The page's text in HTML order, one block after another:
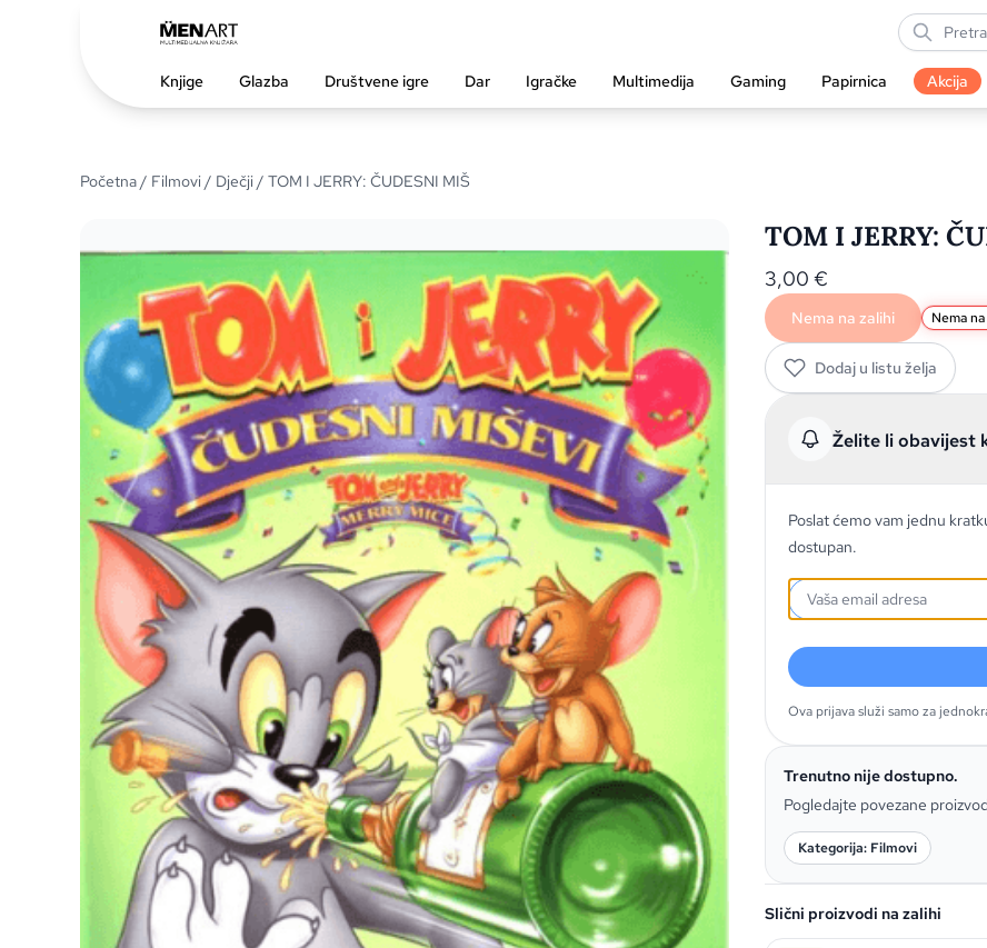
Knjige Glazba Društvene igre Dar Igračke Multimedija Gaming Papirnica Akcija
Početna/ Filmovi/ Dječji/ TOM I JERRY: ČUDESNI MIŠ
TOM I JERRY:
3,00 €
Nema na zalihi Nema
Dodaj u listu želja
Želite li obavijest
Poslat ćemo vam jednu
dostupan.
Ova prijava služi samo za
Trenutno nije dostupno.
Pogledajte povezane
Kategorija: Filmovi
Slični proizvodi na zalihi